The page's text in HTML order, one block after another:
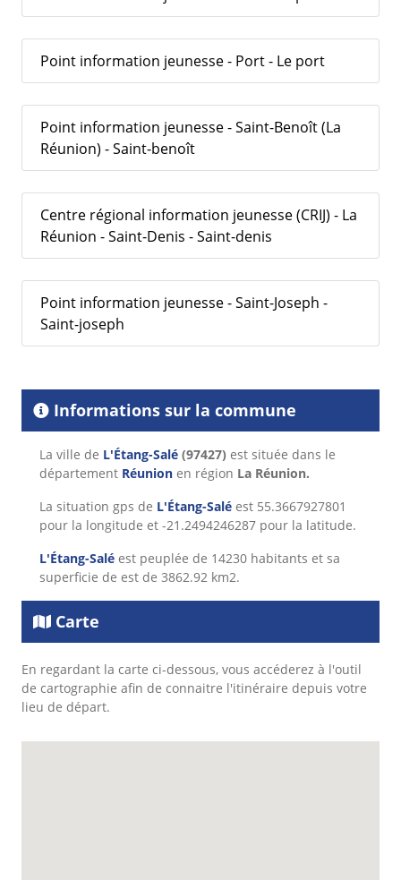
Point information jeunesse - Port - Le port
Point information jeunesse - Saint-Benoît (La
Réunion) - Saint-benoît
Centre régional information jeunesse (CRIJ) - La
Réunion - Saint-Denis - Saint-denis
Point information jeunesse - Saint-Joseph -
Saint-joseph
Informations sur la commune
La ville de L'Étang-Salé (97427) est située dans le
département Réunion en région La Réunion.
La situation gps de L'Étang-Salé est 55.3667927801
pour la longitude et -21.2494246287 pour la latitude.
L'Étang-Salé est peuplée de 14230 habitants et sa
superficie de est de 3862.92 km2.
Carte
En regardant la carte ci-dessous, vous accéderez à l'outil
de cartographie afin de connaitre l'itinéraire depuis votre
lieu de départ.